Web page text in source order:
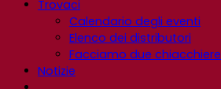
Trovaci
Calendario degli eventi
Elenco dei distributori
Facciamo due chiacchiere
Notizie